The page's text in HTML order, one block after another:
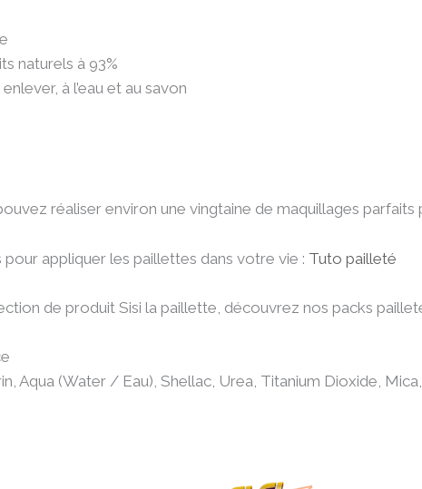
naturels à 93%
à l’eau et au savon
réaliser environ une vingtaine de maquillages
appliquer les paillettes dans votre vie : Tuto pailleté
de produit Sisi la paillette, découvrez nos packs
Aqua (Water / Eau), Shellac, Urea, Titanium Dioxide,